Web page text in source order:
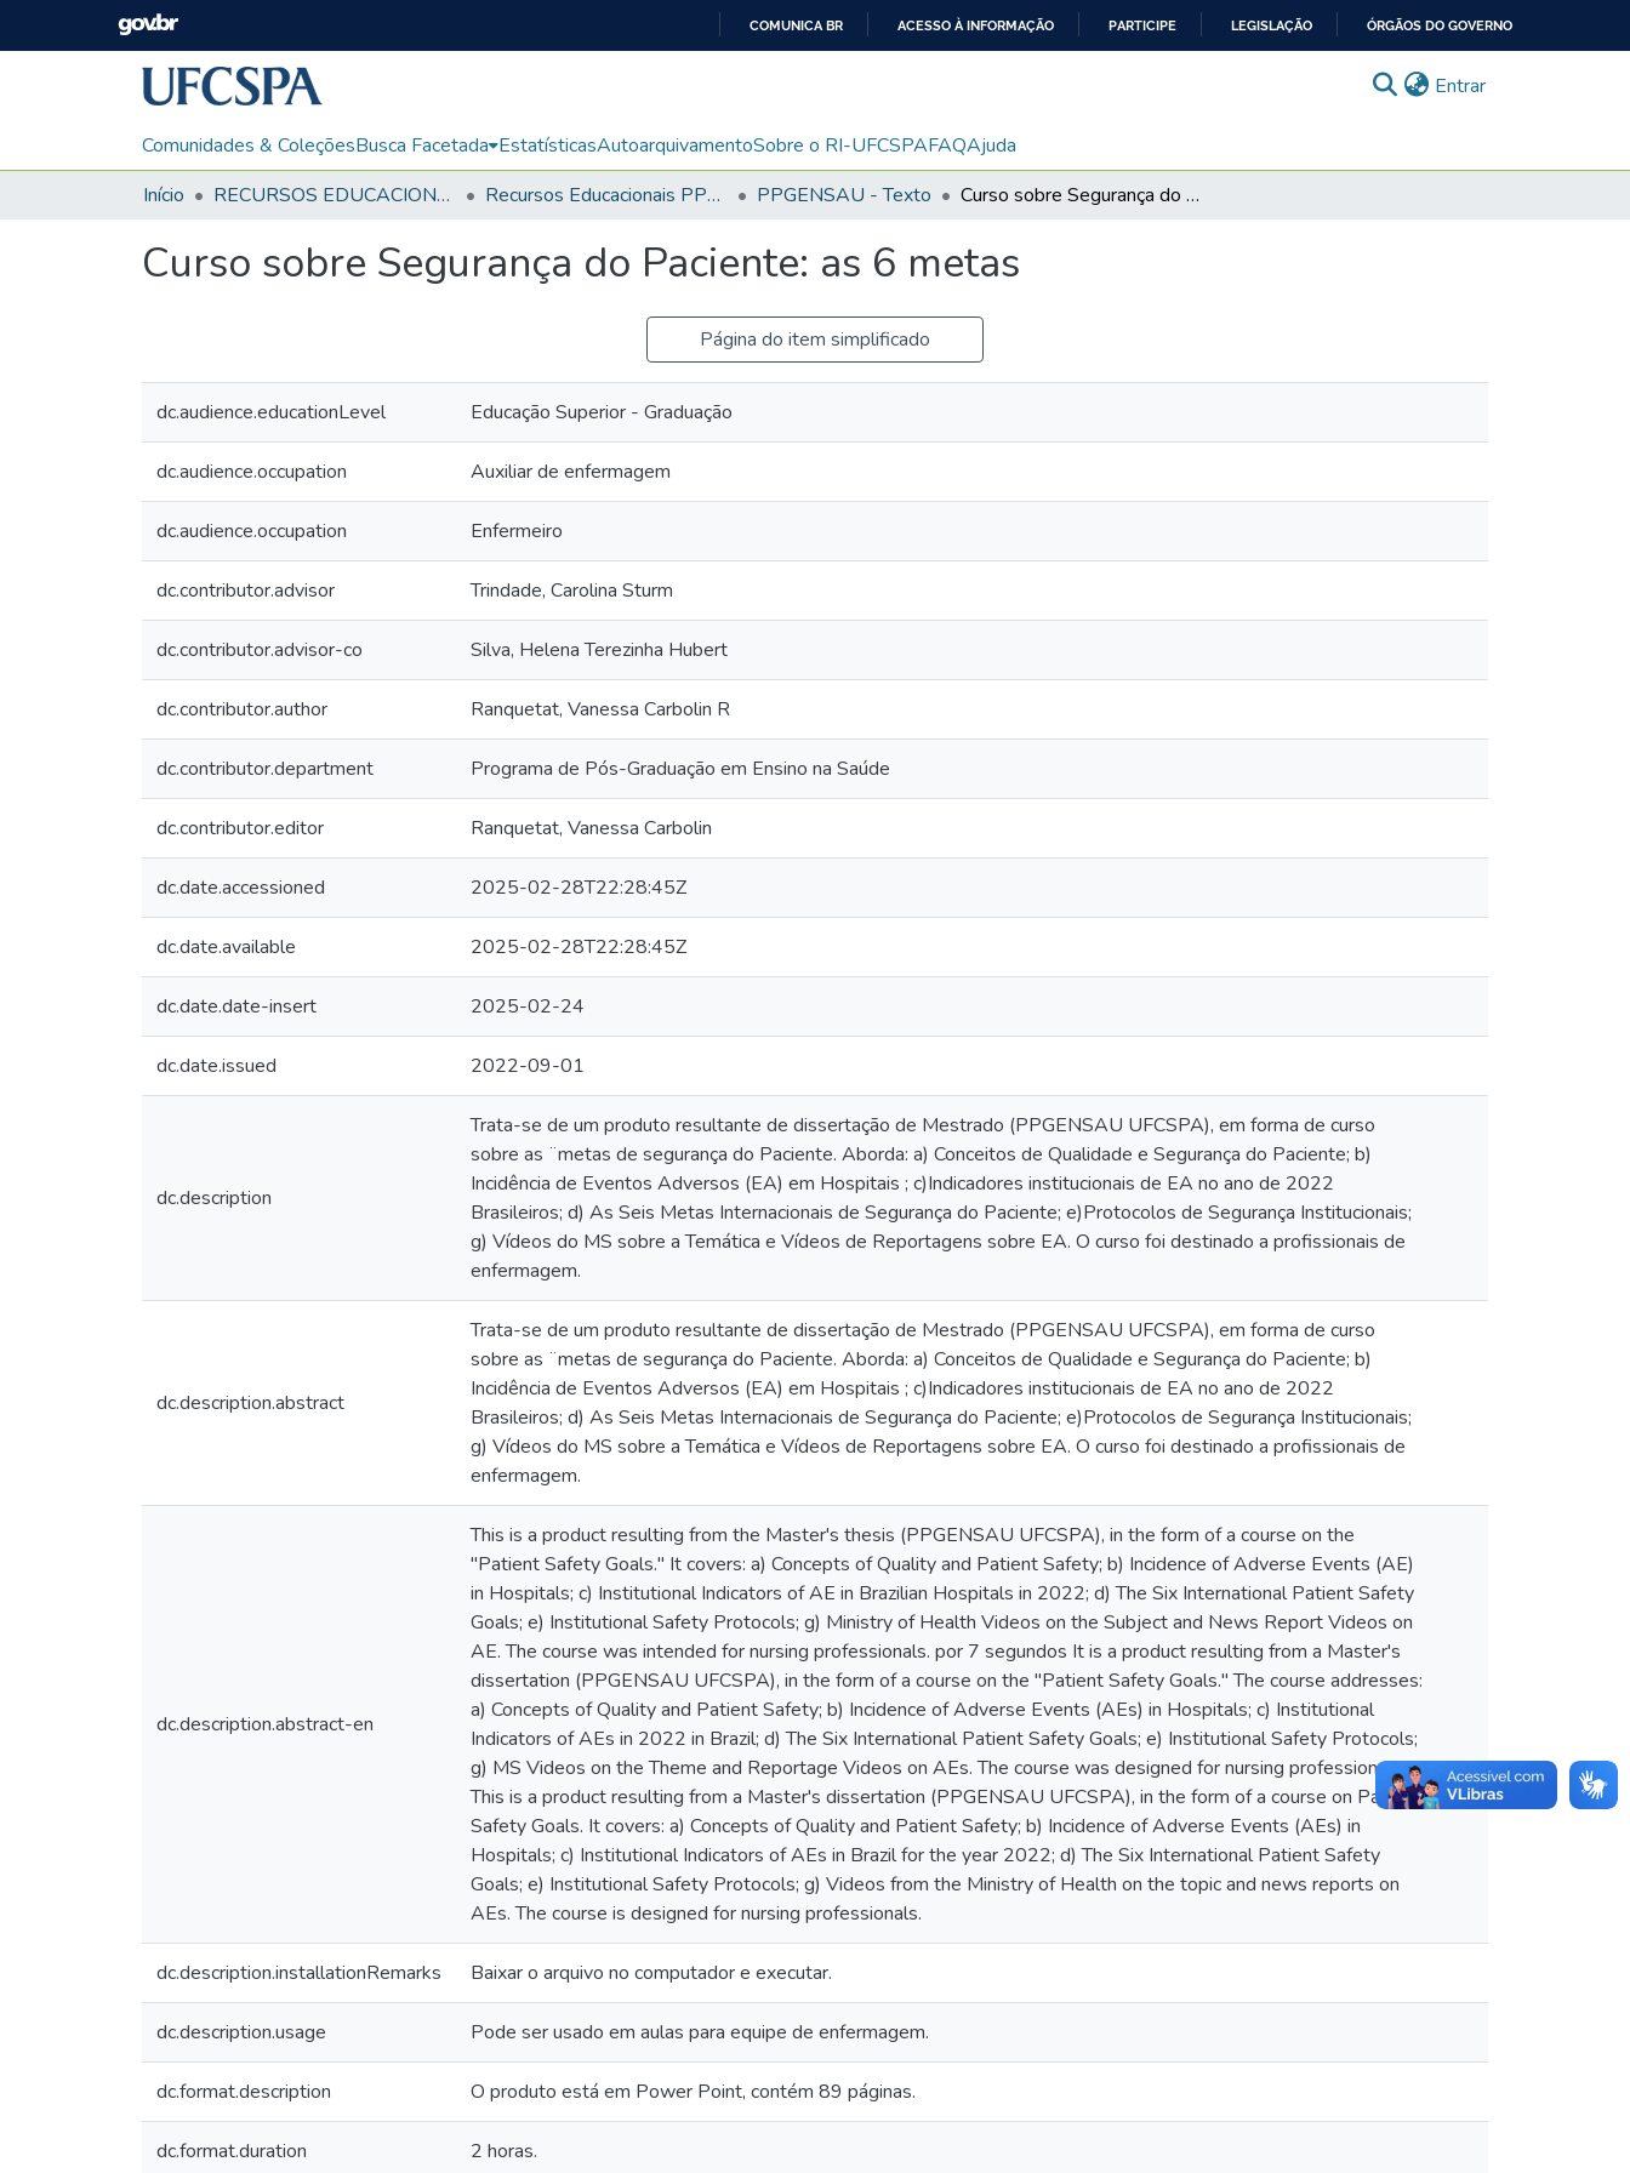
CONTEÚDO
COMUNICA BR ACESSO À INFORMAÇÃO PARTICIPE LEGISLAÇÃO ÓRGÃOS DO GOVERNO
Entrar(current)
Comunidades & ColeçõesBusca Facetada EstatísticasAutoarquivamentoSobre o RI-UFCSPAFAQAjuda
Início
RECURSOS EDUCACIONAIS Recursos Educacionais PPGENSAU PPGENSAU - Texto Curso sobre Segurança do Paciente: as 6 metas
Curso sobre Segurança do Paciente: as 6 metas
Página do item simplificado
dc.audience.educationLevel Educação Superior - Graduação
dc.audience.occupation Auxiliar de enfermagem
dc.audience.occupation Enfermeiro
dc.contributor.advisor Trindade, Carolina Sturm
dc.contributor.advisor-co Silva, Helena Terezinha Hubert
dc.contributor.author Ranquetat, Vanessa Carbolin R
dc.contributor.department Programa de Pós-Graduação em Ensino na Saúde
dc.contributor.editor Ranquetat, Vanessa Carbolin
dc.date.accessioned 2025-02-28T22:28:45Z
dc.date.available 2025-02-28T22:28:45Z
dc.date.date-insert 2025-02-24
dc.date.issued 2022-09-01
dc.description
Trata-se de um produto resultante de dissertação de Mestrado (PPGENSAU UFCSPA), em forma de curso
sobre as ¨metas de segurança do Paciente. Aborda: a) Conceitos de Qualidade e Segurança do Paciente; b)
Incidência de Eventos Adversos (EA) em Hospitais ; c)Indicadores institucionais de EA no ano de 2022
Brasileiros; d) As Seis Metas Internacionais de Segurança do Paciente; e)Protocolos de Segurança Institucionais;
g) Vídeos do MS sobre a Temática e Vídeos de Reportagens sobre EA. O curso foi destinado a profissionais de
enfermagem.
dc.description.abstract
Trata-se de um produto resultante de dissertação de Mestrado (PPGENSAU UFCSPA), em forma de curso
sobre as ¨metas de segurança do Paciente. Aborda: a) Conceitos de Qualidade e Segurança do Paciente; b)
Incidência de Eventos Adversos (EA) em Hospitais ; c)Indicadores institucionais de EA no ano de 2022
Brasileiros; d) As Seis Metas Internacionais de Segurança do Paciente; e)Protocolos de Segurança Institucionais;
g) Vídeos do MS sobre a Temática e Vídeos de Reportagens sobre EA. O curso foi destinado a profissionais de
enfermagem.
dc.description.abstract-en
This is a product resulting from the Master's thesis (PPGENSAU UFCSPA), in the form of a course on the
"Patient Safety Goals." It covers: a) Concepts of Quality and Patient Safety; b) Incidence of Adverse Events (AE)
in Hospitals; c) Institutional Indicators of AE in Brazilian Hospitals in 2022; d) The Six International Patient Safety
Goals; e) Institutional Safety Protocols; g) Ministry of Health Videos on the Subject and News Report Videos on
AE. The course was intended for nursing professionals. por 7 segundos It is a product resulting from a Master's
dissertation (PPGENSAU UFCSPA), in the form of a course on the "Patient Safety Goals." The course addresses:
a) Concepts of Quality and Patient Safety; b) Incidence of Adverse Events (AEs) in Hospitals; c) Institutional
Indicators of AEs in 2022 in Brazil; d) The Six International Patient Safety Goals; e) Institutional Safety Protocols;
g) MS Videos on the Theme and Reportage Videos on AEs. The course was designed for nursing professionals.
This is a product resulting from a Master's dissertation (PPGENSAU UFCSPA), in the form of a course on Patient
Safety Goals. It covers: a) Concepts of Quality and Patient Safety; b) Incidence of Adverse Events (AEs) in
Hospitals; c) Institutional Indicators of AEs in Brazil for the year 2022; d) The Six International Patient Safety
Goals; e) Institutional Safety Protocols; g) Videos from the Ministry of Health on the topic and news reports on
AEs. The course is designed for nursing professionals.
dc.description.installationRemarks Baixar o arquivo no computador e executar.
dc.description.usage Pode ser usado em aulas para equipe de enfermagem.
dc.format.description O produto está em Power Point, contém 89 páginas.
dc.format.duration 2 horas.